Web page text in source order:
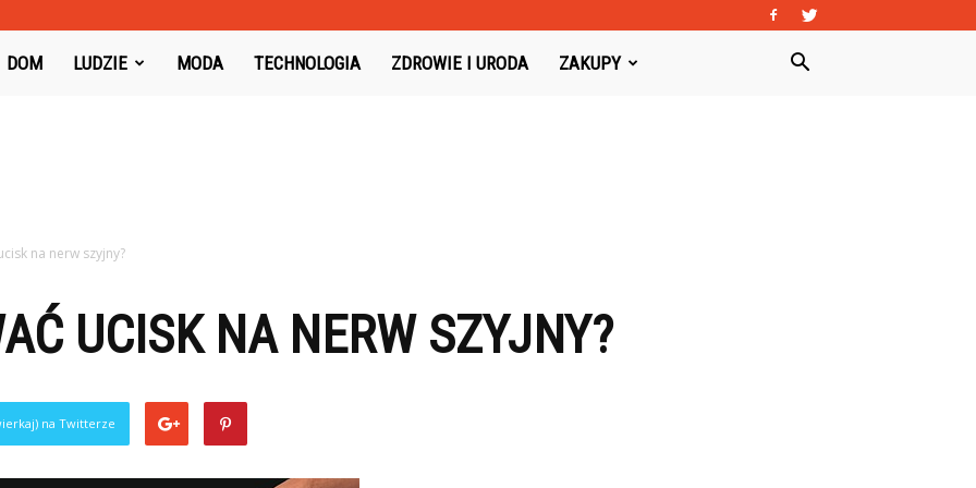
Toysboard.pl
DOM LUDZIE MODA TECHNOLOGIA ZDROWIE I URODA ZAKUPY
na nerw szyjny?
UCISK NA NERW SZYJNY?
na Twitterze